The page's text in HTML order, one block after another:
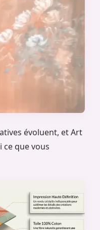
évoluent, et Art
ce que vous